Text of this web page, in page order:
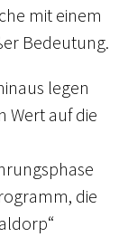
mit einem
Bedeutung.
legen
Wert auf die
die